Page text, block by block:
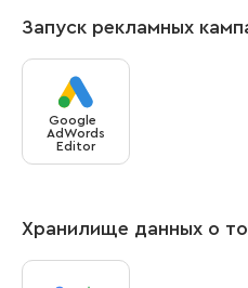
Запуск рекламных
Google
AdWords
Editor
Хранилище данных о